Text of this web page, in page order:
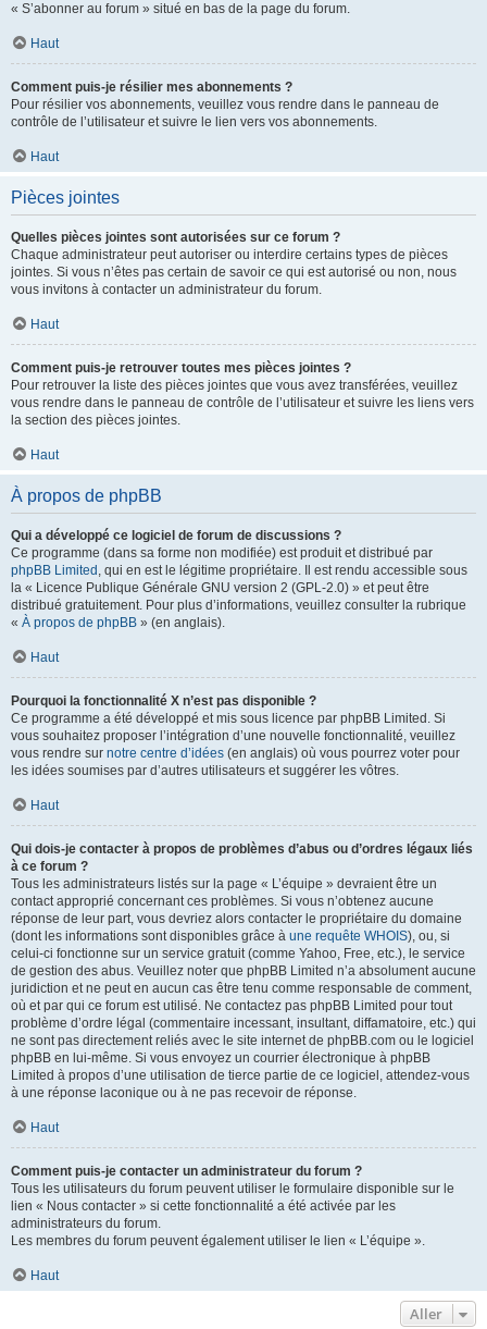
« S’abonner au forum » situé en bas de la page du forum.
Haut
Comment puis-je résilier mes abonnements ?
Pour résilier vos abonnements, veuillez vous rendre dans le panneau de
contrôle de l’utilisateur et suivre le lien vers vos abonnements.
Haut
Pièces jointes
Quelles pièces jointes sont autorisées sur ce forum ?
Chaque administrateur peut autoriser ou interdire certains types de pièces
jointes. Si vous n’êtes pas certain de savoir ce qui est autorisé ou non, nous
vous invitons à contacter un administrateur du forum.
Haut
Comment puis-je retrouver toutes mes pièces jointes ?
Pour retrouver la liste des pièces jointes que vous avez transférées, veuillez
vous rendre dans le panneau de contrôle de l’utilisateur et suivre les liens vers
la section des pièces jointes.
Haut
À propos de phpBB
Qui a développé ce logiciel de forum de discussions ?
Ce programme (dans sa forme non modifiée) est produit et distribué par
phpBB Limited , qui en est le légitime propriétaire. Il est rendu accessible sous
la « Licence Publique Générale GNU version 2 (GPL-2.0) » et peut être
distribué gratuitement. Pour plus d’informations, veuillez consulter la rubrique
« À propos de phpBB » (en anglais).
Haut
Pourquoi la fonctionnalité X n’est pas disponible ?
Ce programme a été développé et mis sous licence par phpBB Limited. Si
vous souhaitez proposer l’intégration d’une nouvelle fonctionnalité, veuillez
vous rendre sur notre centre d’idées (en anglais) où vous pourrez voter pour
les idées soumises par d’autres utilisateurs et suggérer les vôtres.
Haut
Qui dois-je contacter à propos de problèmes d’abus ou d’ordres légaux liés
à ce forum ?
Tous les administrateurs listés sur la page « L’équipe » devraient être un
contact approprié concernant ces problèmes. Si vous n’obtenez aucune
réponse de leur part, vous devriez alors contacter le propriétaire du domaine
(dont les informations sont disponibles grâce à une requête WHOIS), ou, si
celui-ci fonctionne sur un service gratuit (comme Yahoo, Free, etc.), le service
de gestion des abus. Veuillez noter que phpBB Limited n’a absolument aucune
juridiction et ne peut en aucun cas être tenu comme responsable de comment,
où et par qui ce forum est utilisé. Ne contactez pas phpBB Limited pour tout
problème d’ordre légal (commentaire incessant, insultant, diffamatoire, etc.) qui
ne sont pas directement reliés avec le site internet de phpBB.com ou le logiciel
phpBB en lui-même. Si vous envoyez un courrier électronique à phpBB
Limited à propos d’une utilisation de tierce partie de ce logiciel, attendez-vous
à une réponse laconique ou à ne pas recevoir de réponse.
Haut
Comment puis-je contacter un administrateur du forum ?
Tous les utilisateurs du forum peuvent utiliser le formulaire disponible sur le
lien « Nous contacter » si cette fonctionnalité a été activée par les
administrateurs du forum.
Les membres du forum peuvent également utiliser le lien « L’équipe ».
Haut
Aller